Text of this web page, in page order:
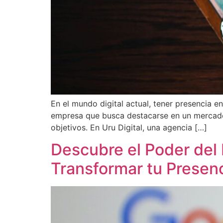
En el mundo digital actual, tener presencia
empresa que busca destacarse en un
objetivos. En Uru Digital, una agencia […]
Descubre el Poder
Transformar tu